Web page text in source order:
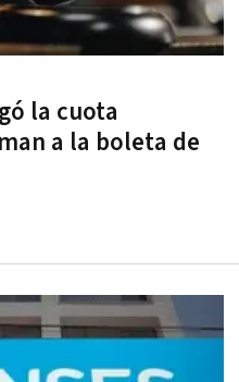
la cuota
a la boleta de